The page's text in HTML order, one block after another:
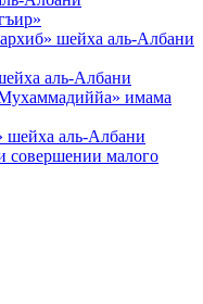
шейха аль-Албани
аль-Албани
имама
шейха аль-Албани
совершении малого